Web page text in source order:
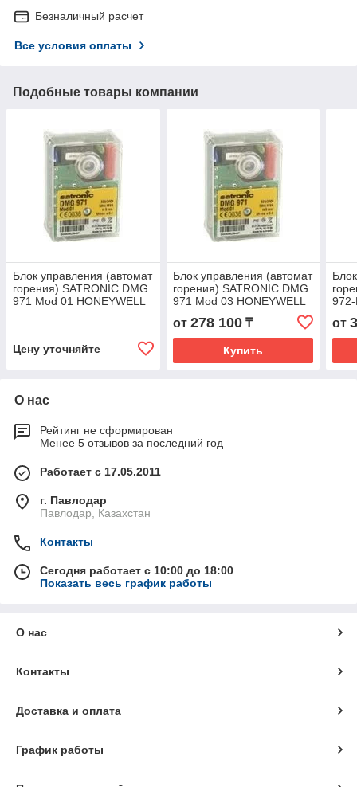
Безналичный расчет
Все условия оплаты
Подобные товары компании
Блок управления (автомат
горения) SATRONIC DMG
971 Mod 01 HONEYWELL
Цену уточняйте
Блок управления (автомат
горения) SATRONIC DMG
971 Mod 03 HONEYWELL
от 278 100₸
Купить
от
О нас
Рейтинг не сформирован
Менее 5 отзывов за последний год
Работает с 17.05.2011
г. Павлодар
Павлодар, Казахстан
Контакты
Сегодня работает с 10:00 до 18:00
Показать весь график работы
О нас
Контакты
Доставка и оплата
График работы